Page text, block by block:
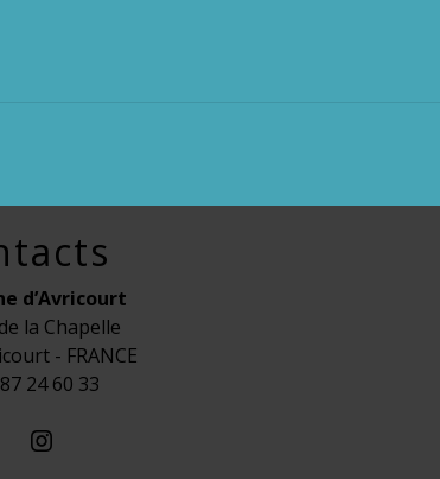
d’Avricourt
la Chapelle
- FRANCE
24 60 33